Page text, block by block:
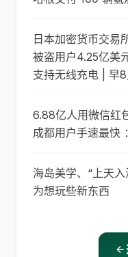
日本加密货币交易
被盗用户4.25亿美
支持无线充电 | 早
6.88亿人用微信红
成都用户手速最快
海岛美学、“上天
为想玩些新东西